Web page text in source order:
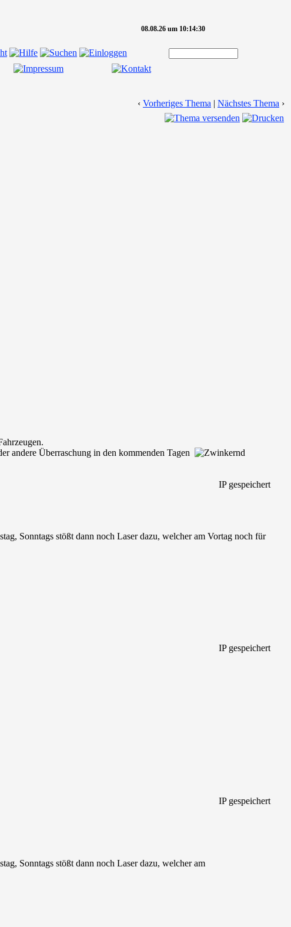
08.08.26 um 10:14:30
‹ Vorheriges Thema | Nächstes Thema ›
andere Überraschung in den kommenden Tagen
IP gespeichert
Sonntags stößt dann noch Laser dazu, welcher am Vortag noch für
IP gespeichert
IP gespeichert
Sonntags stößt dann noch Laser dazu, welcher am